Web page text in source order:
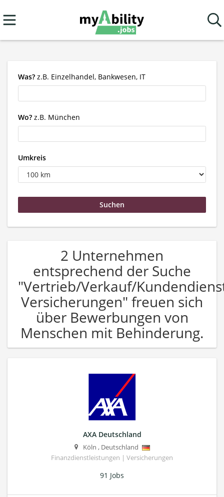
Was? z.B. Einzelhandel, Bankwesen, IT
Wo? z.B. München
Umkreis
2 Unternehmen
entsprechend der Suche
"Vertrieb/Verkauf/
Versicherungen" freuen sich
über Bewerbungen von
Menschen mit Behinderung.
AXA Deutschland
Köln , Deutschland
Finanzdienstleistungen | Versicherungen
91 Jobs